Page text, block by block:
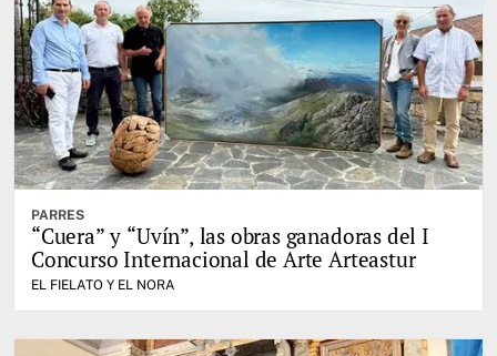
PARRES
“Cuera” y “Uvín”, las obras ganadoras del I
Concurso Internacional de Arte Arteastur
EL FIELATO Y EL NORA